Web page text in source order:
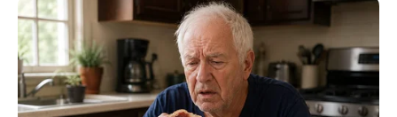
4. Tetap cantik dengan kacamata